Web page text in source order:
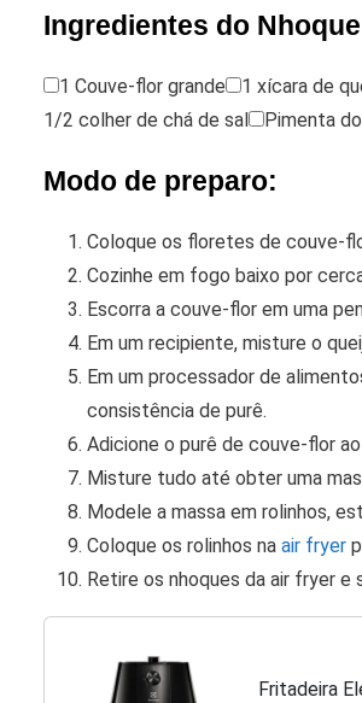
Ingredientes do
1 Couve-flor grande 1 xícara de
1/2 colher de chá de sal
Pimenta
Modo de preparo:
Coloque os floretes de couve-
Cozinhe em fogo baixo por
Escorra a couve-flor em uma
Em um recipiente, misture o
Em um processador de
consistência de purê.
Adicione o purê de couve-flor
Misture tudo até obter uma
Modele a massa em rolinhos,
Coloque os rolinhos na air fryer
Retire os nhoques da air fryer e
Fritadeira